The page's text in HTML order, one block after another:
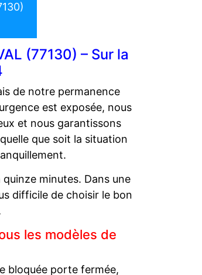
(77130) – Sur la
de notre permanence
est exposée, nous
et nous garantissons
que soit la situation
minutes. Dans une
difficile de choisir le bon
les modèles de
bloquée porte fermée,